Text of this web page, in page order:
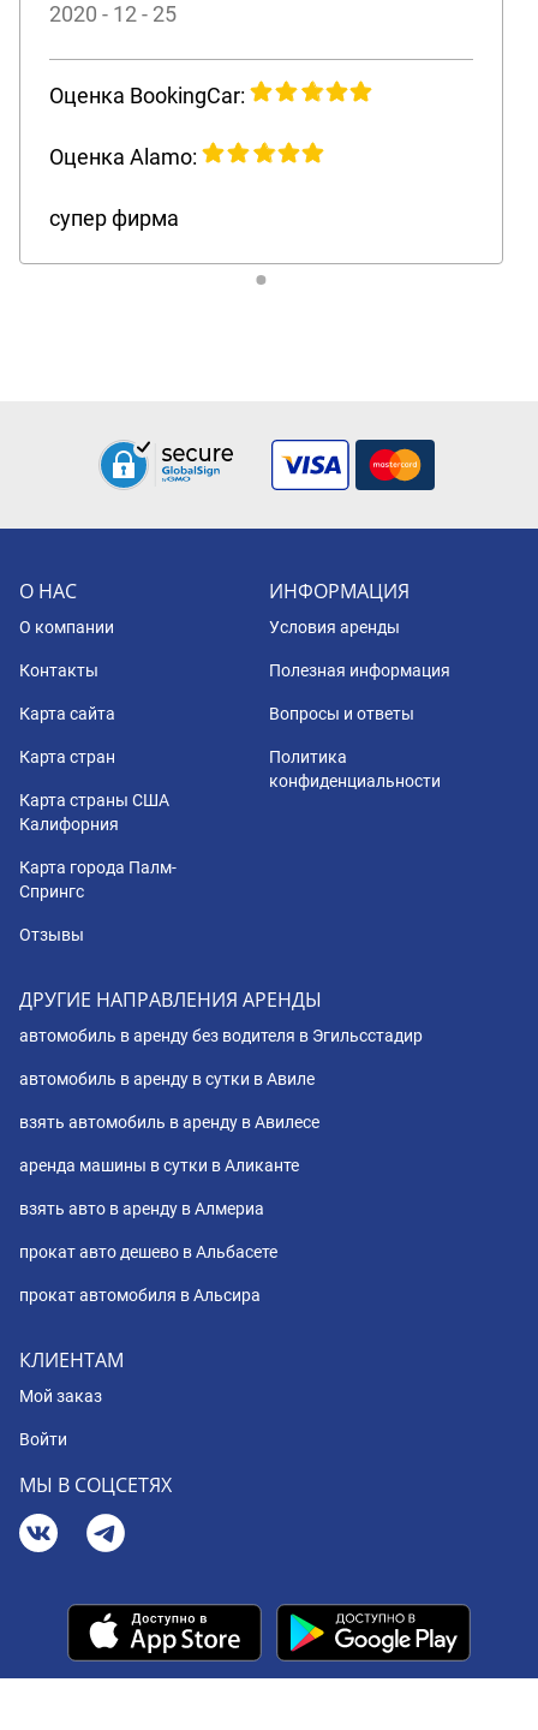
2020 - 12 - 25
Оценка BookingCar:
Оценка Alamo:
супер фирма
О НАС
О компании
Контакты
Карта сайта
Карта стран
Карта страны США
Калифорния
Карта города Палм-
Спрингс
Отзывы
ИНФОРМАЦИЯ
Условия аренды
Полезная информация
Вопросы и ответы
Политика
конфиденциальности
ДРУГИЕ НАПРАВЛЕНИЯ АРЕНДЫ
автомобиль в аренду без водителя в Эгильсстадир
автомобиль в аренду в сутки в Авиле
взять автомобиль в аренду в Авилесе
аренда машины в сутки в Аликанте
взять авто в аренду в Алмериа
прокат авто дешево в Альбасете
прокат автомобиля в Альсира
КЛИЕНТАМ
Мой заказ
Войти
МЫ В СОЦСЕТЯХ